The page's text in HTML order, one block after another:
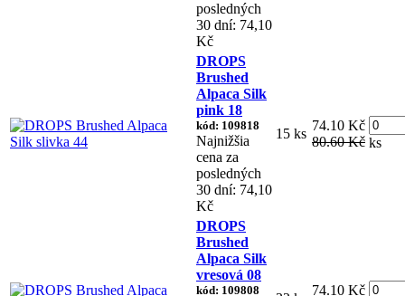
posledných
30 dní: 74,10
Kč
DROPS
Brushed
Alpaca Silk
pink 18
kód: 109818
Najnižšia
cena za
posledných
30 dní: 74,10
Kč
15 ks
74.10 Kč
80.60 Kč ks
DROPS
Brushed
Alpaca Silk
vresová 08
kód: 109808
74.10 Kč